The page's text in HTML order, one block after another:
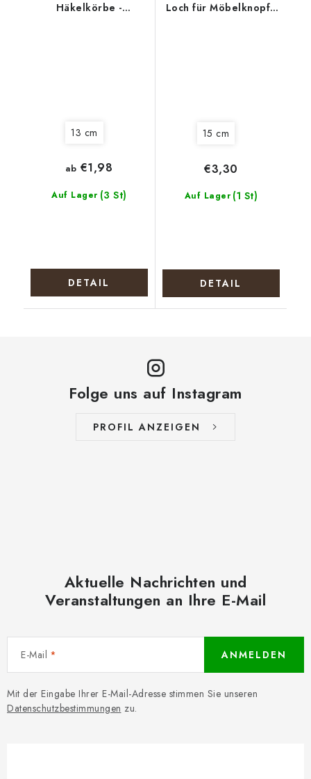
Häkelkörbe -
13 cm
Auf Lager (3 St)
ab €1,98
DETAIL
Loch für Möbelknopf -
15 cm
Auf Lager (1 St)
€3,30
DETAIL
Folge uns auf Instagram
PROFIL ANZEIGEN
Aktuelle Nachrichten und
Veranstaltungen an Ihre E-Mail
E-Mail
Mit der Eingabe Ihrer E-Mail-Adresse stimmen Sie unseren
Datenschutzbestimmungen zu.
ANMELDEN